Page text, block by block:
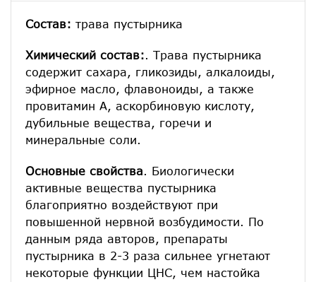
Состав: трава пустырника
Химический состав:. Трава пустырника
содержит сахара, гликозиды, алкалоиды,
эфирное масло, флавоноиды, а также
провитамин А, аскорбиновую кислоту,
дубильные вещества, горечи и
минеральные соли.
Основные свойства. Биологически
активные вещества пустырника
благоприятно воздействуют при
повышенной нервной возбудимости. По
данным ряда авторов, препараты
пустырника в 2-3 раза сильнее угнетают
некоторые функции ЦНС, чем настойка